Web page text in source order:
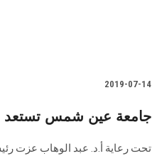
2019-07-14
جامعة عين شمس تستعد
تحت رعاية أ.د. عبد الوهاب عزت